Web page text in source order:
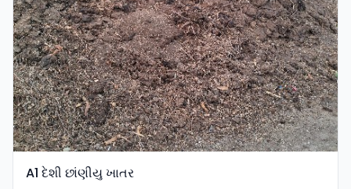
A1 દેશી છાંણીયુ ખાતર